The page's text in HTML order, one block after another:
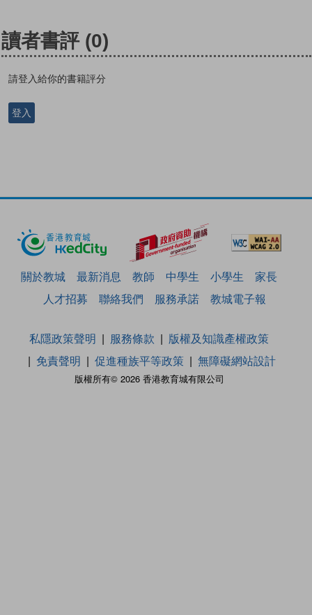
讀者書評 (0)
請登入給你的書籍評分
登入
關於教城 最新消息 教師 中學生 小學生
家長
人才招募
聯絡我們 服務承諾 教城電子報
版權所有© 2026 香港教育城有限公司
私隱政策聲明 服務條款
版權及知識產權政策
免責聲明
促進種族平等政策 無障礙網站設計